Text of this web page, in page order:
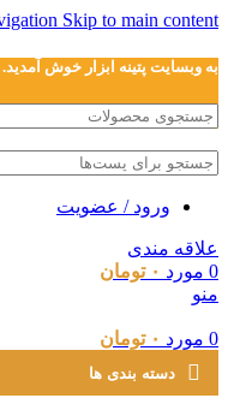
Skip to main content
به وبسایت پتینه ابزار خوش آمدید.
ورود / عضویت
علاقه مندی
0 مورد ۰ تومان
منو
0 مورد ۰ تومان
دسته بندی ها